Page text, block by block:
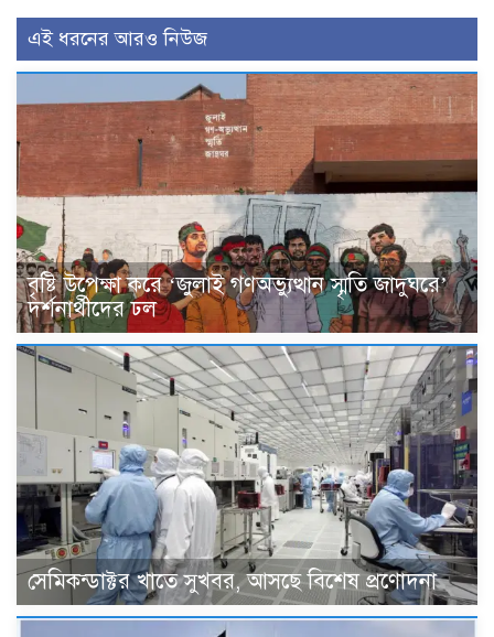
এই ধরনের আরও নিউজ
বৃষ্টি উপেক্ষা করে ‘জুলাই গণঅভ্যুত্থান স্মৃতি জাদুঘরে’
দর্শনার্থীদের ঢল
সেমিকন্ডাক্টর খাতে সুখবর, আসছে বিশেষ প্রণোদনা